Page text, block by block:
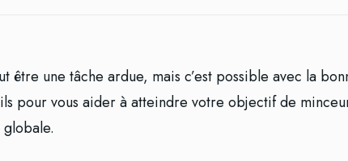
être une tâche ardue, mais c’est possible avec la
pour vous aider à atteindre votre objectif de